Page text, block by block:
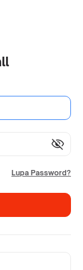
visibility_off
Lupa Password?